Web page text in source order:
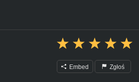
Embed Zgłoś